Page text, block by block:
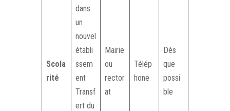
Scola
rité
dans
un
nouvel
établi
ssem
ent
Transf
ert du
Mairie
ou
rector
at
Télép
hone
Dès
que
possi
ble